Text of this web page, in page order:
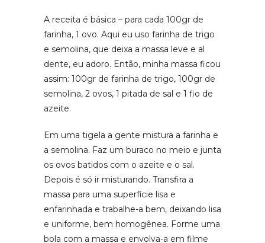
A receita é básica – para cada 100gr de
farinha, 1 ovo. Aqui eu uso farinha de trigo
e semolina, que deixa a massa leve e al
dente, eu adoro. Então, minha massa ficou
assim: 100gr de farinha de trigo, 100gr de
semolina, 2 ovos, 1 pitada de sal e 1 fio de
azeite.
Em uma tigela a gente mistura a farinha e
a semolina. Faz um buraco no meio e junta
os ovos batidos com o azeite e o sal.
Depois é só ir misturando. Transfira a
massa para uma superfície lisa e
enfarinhada e trabalhe-a bem, deixando lisa
e uniforme, bem homogênea. Forme uma
bola com a massa e envolva-a em filme